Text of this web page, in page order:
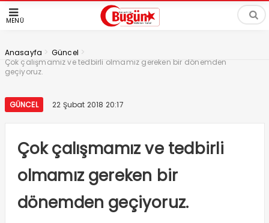
MENÜ
Anasayfa > Güncel >
Çok çalışmamız ve tedbirli olmamız gereken bir dönemden
geçiyoruz.
GÜNCEL 22 Şubat 2018 20:17
Çok çalışmamız ve tedbirli
olmamız gereken bir
dönemden geçiyoruz.